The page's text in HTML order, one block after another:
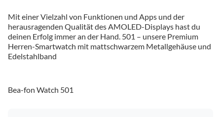
Mit einer Vielzahl von Funktionen und Apps und der
herausragenden Qualität des AMOLED-Displays hast du
deinen Erfolg immer an der Hand. 501 – unsere Premium
Herren-Smartwatch mit mattschwarzem Metallgehäuse und
Edelstahlband
Bea-fon Watch 501